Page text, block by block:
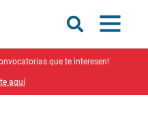
que te interesen!
aquí